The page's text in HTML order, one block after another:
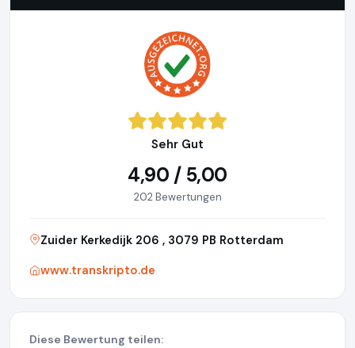
Sehr Gut
4,90 / 5,00
202 Bewertungen
Zuider Kerkedijk 206 , 3079 PB Rotterdam
www.transkripto.de
Diese Bewertung teilen: